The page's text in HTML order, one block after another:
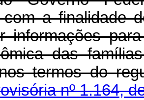
com a finalidade
informações
das
nos termos do
nº 1.164,